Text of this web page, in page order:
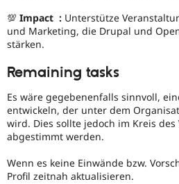
💯 Impact : Unterstütze
und Marketing, die Drupal und
stärken.
Remaining tasks
Es wäre gegebenenfalls sinnvoll,
entwickeln, der unter dem
wird. Dies sollte jedoch im Kreis des
abgestimmt werden.
Wenn es keine Einwände bzw.
Profil zeitnah aktualisieren.